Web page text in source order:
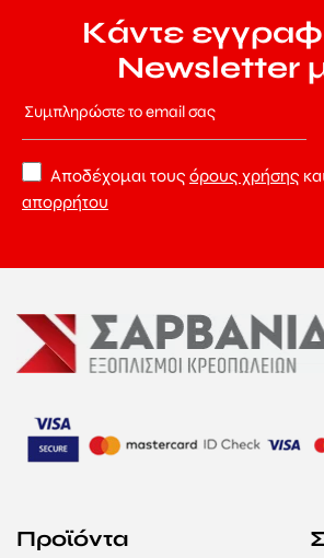
Αποδέχομαι τους όρους χρήσης
απορρήτου
Κάντε
Newsletter
Προϊόντα